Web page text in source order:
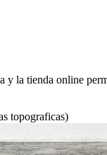
y la tienda online
topograficas)